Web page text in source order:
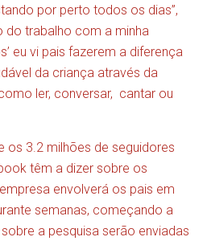
por perto todos os dias”,
do trabalho com a minha
eu vi pais fazerem a diferença
da criança através da
ler, conversar, cantar ou
os 3.2 milhões de seguidores
têm a dizer sobre os
envolverá os pais em
semanas, começando a
a pesquisa serão enviadas